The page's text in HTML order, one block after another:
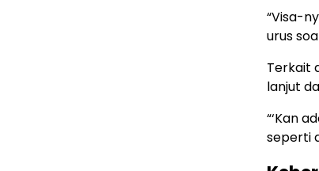
“Visa-
urus
Terkait
lanjut
“‘Kan
seperti